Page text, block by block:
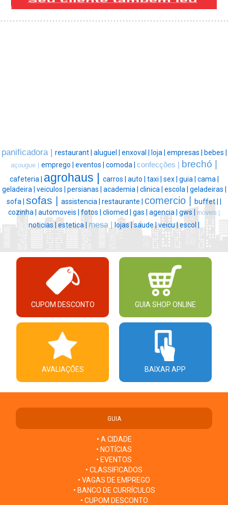
panificadora | restaurant | aluguel | enxoval | loja | empresas | bebes |
açougue | emprego | eventos | comoda | confecções | brechó |
cafeteria | agrohaus | carros | auto | taxi | sex | guia | cama |
geladeira | veiculos | persianas | academia | clinica | escola | geladeiras |
sofa | sofas | assistencia | restaurante | comercio | buffet |
cozinha | automoveis |fotos | cliomed | gas | agencia | gws | móveis |
noticias | estetica | mesa | lojas | saude |veicu |escol |
CUPOM DESCONTO GUIA SHOP ONLINE
AVALIAÇÕES BAIXAR APP
GUIA
• A CIDADE
• NOTÍCIAS
• EVENTOS
• CLASSIFICADOS
• VAGAS DE EMPREGO
• BANCO DE CURRÍCULOS
• CUPOM DESCONTO